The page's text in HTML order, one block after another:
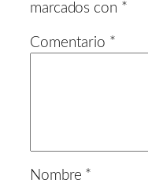
marcados con *
Comentario *
Nombre *